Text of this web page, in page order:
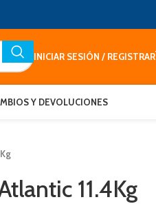
INICIAR SESIÓN / REGISTRAR
Y DEVOLUCIONES
11.4Kg